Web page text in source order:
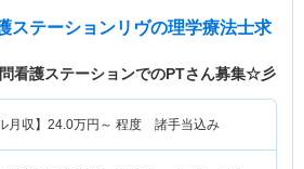
ステーションリヴの理学療法士求
問看護ステーションでのPTさん募集☆彡
月収】 24.0万円～ 程度 諸手当込み